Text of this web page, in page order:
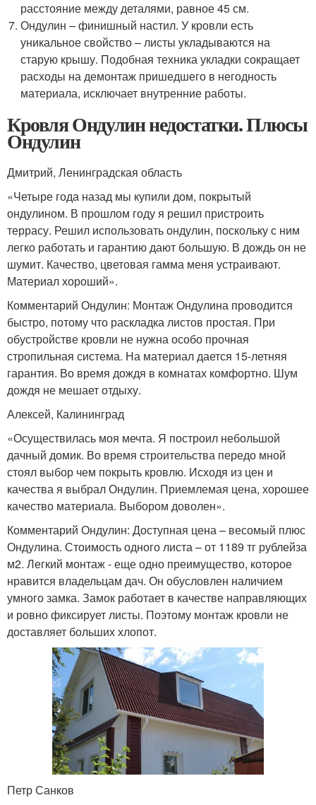
расстояние между деталями, равное 45 см.
Ондулин – финишный настил. У кровли есть
уникальное свойство – листы укладываются на
старую крышу. Подобная техника укладки сокращает
расходы на демонтаж пришедшего в негодность
материала, исключает внутренние работы.
Кровля Ондулин недостатки. Плюсы
Ондулин
Дмитрий, Ленинградская область
«Четыре года назад мы купили дом, покрытый
ондулином. В прошлом году я решил пристроить
террасу. Решил использовать ондулин, поскольку с ним
легко работать и гарантию дают большую. В дождь он не
шумит. Качество, цветовая гамма меня устраивают.
Материал хороший».
Комментарий Ондулин: Монтаж Ондулина проводится
быстро, потому что раскладка листов простая. При
обустройстве кровли не нужна особо прочная
стропильная система. На материал дается 15-летняя
гарантия. Во время дождя в комнатах комфортно. Шум
дождя не мешает отдыху.
Алексей, Калининград
«Осуществилась моя мечта. Я построил небольшой
дачный домик. Во время строительства передо мной
стоял выбор чем покрыть кровлю. Исходя из цен и
качества я выбрал Ондулин. Приемлемая цена, хорошее
качество материала. Выбором доволен».
Комментарий Ондулин: Доступная цена – весомый плюс
Ондулина. Стоимость одного листа – от 1189 тг рублейза
м2. Легкий монтаж - еще одно преимущество, которое
нравится владельцам дач. Он обусловлен наличием
умного замка. Замок работает в качестве направляющих
и ровно фиксирует листы. Поэтому монтаж кровли не
доставляет больших хлопот.
Петр Санков